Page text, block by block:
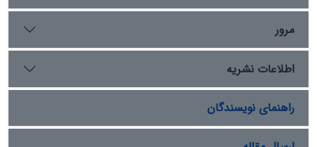
مرور
اطلاعات نشریه
راهنمای نویسندگان